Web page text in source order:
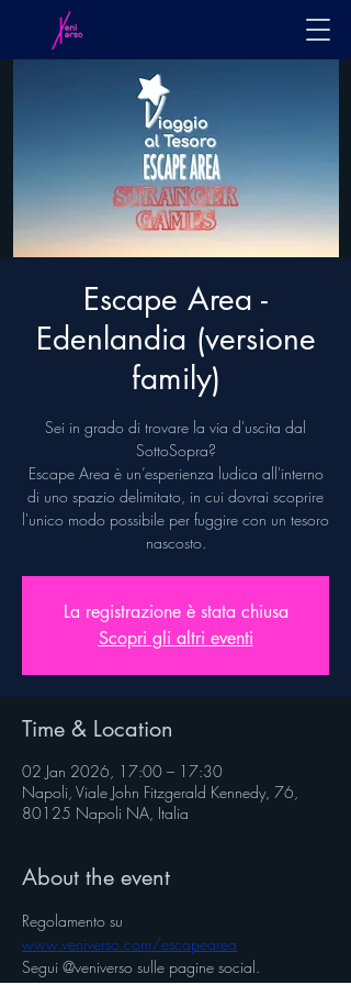
Escape Area -
Edenlandia (versione
family)
Sei in grado di trovare la via d'uscita dal
SottoSopra?
Escape Area è un’esperienza ludica all'interno
di uno spazio delimitato, in cui dovrai scoprire
l'unico modo possibile per fuggire con un tesoro
nascosto.
La registrazione è stata chiusa
Scopri gli altri eventi
Time & Location
02 Jan 2026, 17:00 – 17:30
Napoli, Viale John Fitzgerald Kennedy, 76,
80125 Napoli NA, Italia
About the event
Regolamento su
www.veniverso.com/escapearea
Segui @veniverso sulle pagine social.